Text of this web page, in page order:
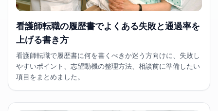
看護師転職の履歴書でよくある失敗と通過率を
上げる書き方
看護師転職で履歴書に何を書くべきか迷う方向けに、失敗し
やすいポイント、志望動機の整理方法、相談前に準備したい
項目をまとめました。